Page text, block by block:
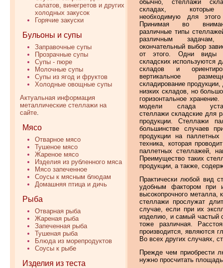
салатов, винегретов и других
холодных закусок
Горячие закуски
Бульоны и супы
Заправочные супы
Прозрачные супы
Супы - пюре
Молочные супы
Супы из ягод и фруктов
Холодные овощные супы
Актуальная информация
металлические стеллажи на
сайте.
Мясо
Отварное мясо
Тушеное мясо
Жареное мясо
Изделия из рубленного мяса
Мясо запеченное
Соусы к мясным блюдам
Домашняя птица и дичь
Рыба
Отварная рыба
Жареная рыба
Запеченная рыба
Тушеная рыба
Блюда из морепродуктов
Соусы к рыбе
Изделия из теста
обычно, стеллажи
складах,
необходимую для
Принимая во
различные типы
различным
окончательный выбор
от этого. Одни виды
складских используются
складов и
вертикальное
складирование продукции,
низких складов, но
горизонтальное
модели слада
стеллажи складские для
продукции. Стеллажи
большинстве случаев
продукции на
техника, которая
паллетных стеллажей,
Преимущество таких
продукции, а также,
Практически любой вид
удобным фактором при
высокопрочного металла,
стеллажи прослужат
случае, если при их
изделию, и самый частый
тоже различная.
производится, являются
Во всех других случаях,
Прежде чем приобрести
нужно просчитать